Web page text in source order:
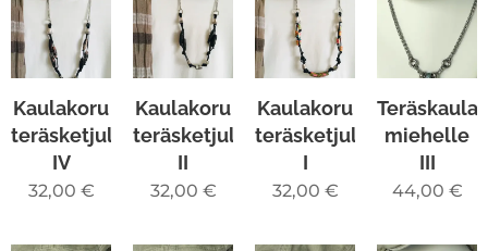
Kaulakoru
teräsketjulla
IV
32,00 €
Kaulakoru
teräsketjulla
II
32,00 €
Kaulakoru
teräsketjulla
I
32,00 €
miehelle
III
44,00 €